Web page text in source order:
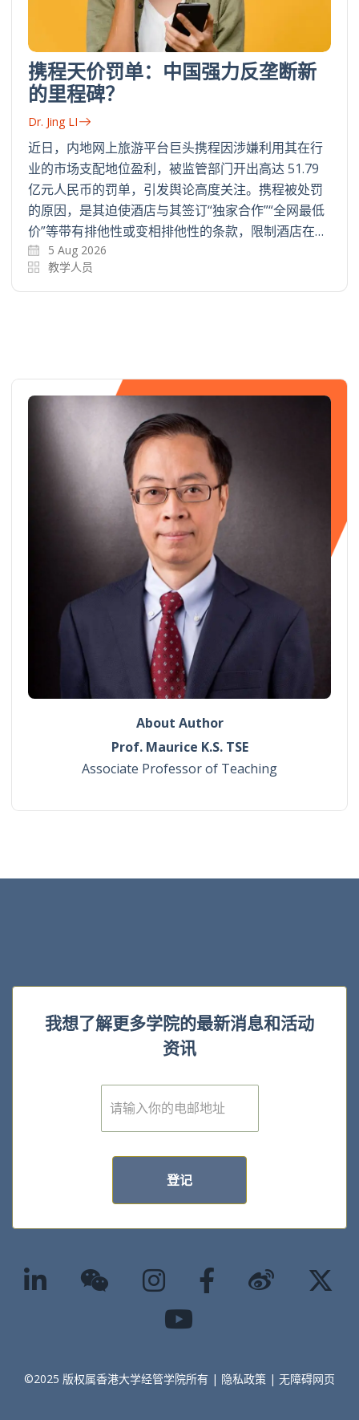
携程天价罚单：中国强力反垄断新
的里程碑？
Dr. Jing LI
近日，内地网上旅游平台巨头携程因涉嫌利用其在行
业的市场支配地位盈利，被监管部门开出高达 51.79
亿元人民币的罚单，引发舆论高度关注。携程被处罚
的原因，是其迫使酒店与其签订“独家合作”“全网最低
价”等带有排他性或变相排他性的条款，限制酒店在…
5 Aug 2026
教学人员
About Author
Prof. Maurice K.S. TSE
Associate Professor of Teaching
我想了解更多学院的最新消息和活动
资讯
E
m
登记
©2025 版权属香港大学经管学院所有 | 隐私政策 | 无障碍网页